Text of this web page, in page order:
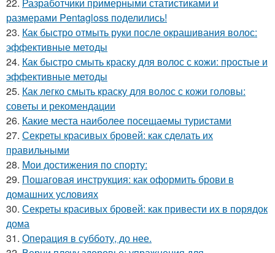
размерами Pentagloss поделились!
23. Как быстро отмыть руки после окрашивания волос:
эффективные методы
24. Как быстро смыть краску для волос с кожи: простые и
эффективные методы
25. Как легко смыть краску для волос с кожи головы:
советы и рекомендации
26. Какие места наиболее посещаемы туристами
27. Секреты красивых бровей: как сделать их
правильными
28. Мои достижения по спорту:
29. Пошаговая инструкция: как оформить брови в
домашних условиях
30. Секреты красивых бровей: как привести их в порядок
дома
31. Операция в субботу, до нее.